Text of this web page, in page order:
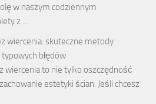
w naszym codziennym
z …
wiercenia: skuteczne metody
błędów
wiercenia to nie tylko oszczędność
estetyki ścian. Jeśli chcesz